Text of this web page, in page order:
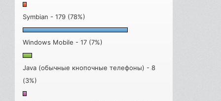
Symbian - 179 (78%)
Windows Mobile - 17 (7%)
Java (обычные кнопочные телефоны) - 8
(3%)